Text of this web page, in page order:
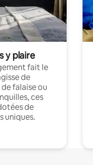
y plaire
fait le
de
falaise ou
ces
de
uniques.